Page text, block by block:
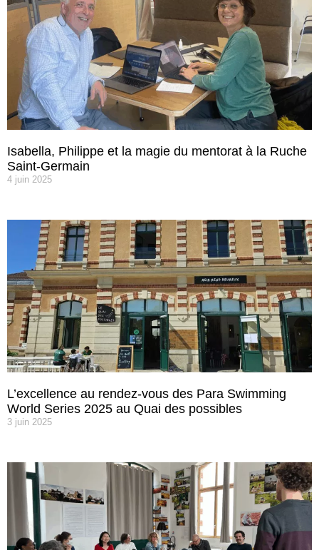
Isabella, Philippe et la magie du mentorat à la Ruche
Saint-Germain
4 juin 2025
L’excellence au rendez-vous des Para Swimming
World Series 2025 au Quai des possibles
3 juin 2025